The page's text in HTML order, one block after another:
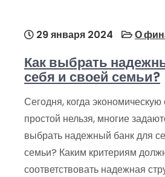
29 января 2024 О
Как выбрать
себя и своей семьи?
Сегодня, когда
простой нельзя, многие
выбрать надежный банк для
семьи? Каким критериям
соответствовать надежная